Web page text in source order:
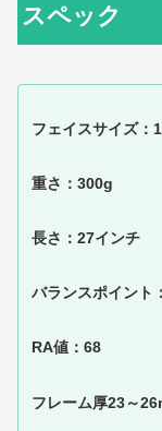
スペック
フェイスサイズ：
重さ：300g
長さ：27インチ
バランスポイント
RA値：68
フレーム厚23～